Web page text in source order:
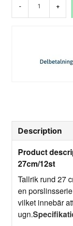
- +
Description
Product
27cm/12st
Tallrik rund 27
en
vilket innebär
ugn.